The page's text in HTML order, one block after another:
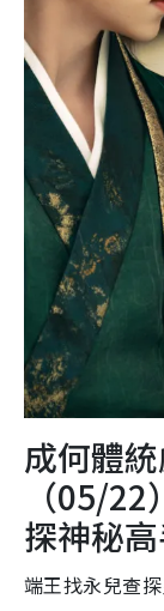
成何體
（05/
探神秘
端王找永兒查